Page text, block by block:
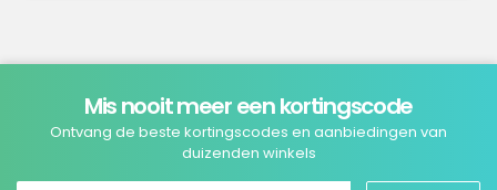
Mis nooit meer een kortingscode
Ontvang de beste kortingscodes en aanbiedingen van
duizenden winkels